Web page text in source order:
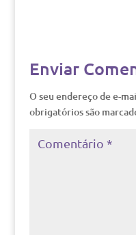
Enviar
O seu endereço de e-
obrigatórios são